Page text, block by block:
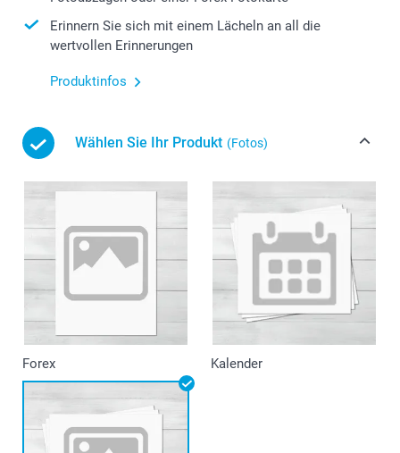
Erinnern Sie sich mit einem Lächeln an all die
wertvollen Erinnerungen
Produktinfos
Wählen Sie Ihr Produkt (Fotos)
Forex Kalender